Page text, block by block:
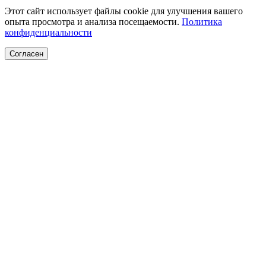
Этот сайт использует файлы cookie для улучшения вашего
опыта просмотра и анализа посещаемости. Политика
конфиденциальности
Согласен